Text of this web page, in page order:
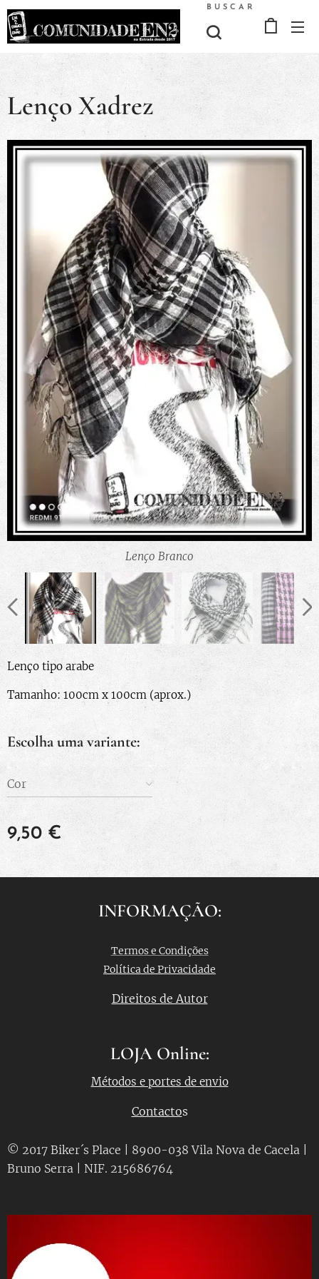
BUSCAR
Lenço Xadrez
Lenço Branco
Lenço Verde
Lenço tipo arabe
Tamanho: 100cm x 100cm (aprox.)
Escolha uma variante:
Cor
9,50 €
INFORMAÇÃO:
Termos e Condições
Política de Privacidade
Direitos de Autor
LOJA Online:
Métodos e portes de envio
Contactos
© 2017 Biker´s Place | 8900-038 Vila Nova de Cacela |
Bruno Serra | NIF. 215686764